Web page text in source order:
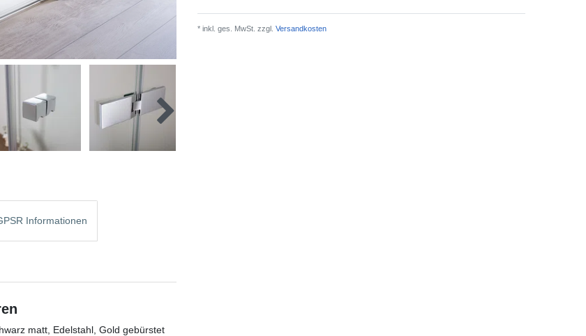
* inkl. ges. MwSt. zzgl. Versandkosten
Informationen
matt, Edelstahl, Gold gebürstet